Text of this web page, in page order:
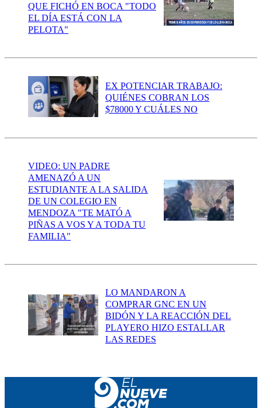
QUE FICHÓ EN BOCA "TODO
EL DÍA ESTÁ CON LA
PELOTA"
EX POTENCIAR TRABAJO:
QUIÉNES COBRAN LOS
$78000 Y CUÁLES NO
VIDEO: UN PADRE
AMENAZÓ A UN
ESTUDIANTE A LA SALIDA
DE UN COLEGIO EN
MENDOZA "TE MATÓ A
PIÑAS A VOS Y A TODA TU
FAMILIA"
LO MANDARON A
COMPRAR GNC EN UN
BIDÓN Y LA REACCIÓN DEL
PLAYERO HIZO ESTALLAR
LAS REDES